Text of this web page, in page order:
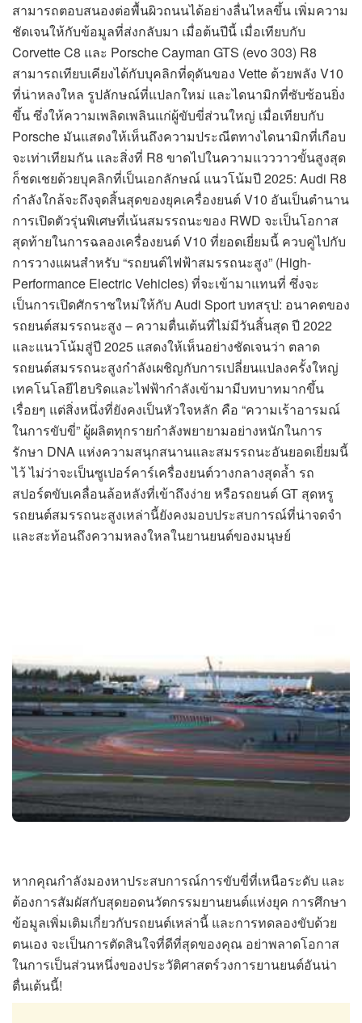
สามารถตอบสนองต่อพื้นผิวถนนได้อย่างลื่นไหลขึ้น เพิ่มความ
ชัดเจนให้กับข้อมูลที่ส่งกลับมา เมื่อต้นปีนี้ เมื่อเทียบกับ
Corvette C8 และ Porsche Cayman GTS (evo 303) R8
สามารถเทียบเคียงได้กับบุคลิกที่ดุดันของ Vette ด้วยพลัง V10
ที่น่าหลงใหล รูปลักษณ์ที่แปลกใหม่ และไดนามิกที่ซับซ้อนยิ่ง
ขึ้น ซึ่งให้ความเพลิดเพลินแก่ผู้ขับขี่ส่วนใหญ่ เมื่อเทียบกับ
Porsche มันแสดงให้เห็นถึงความประณีตทางไดนามิกที่เกือบ
จะเท่าเทียมกัน และสิ่งที่ R8 ขาดไปในความแวววาวขั้นสูงสุด
ก็ชดเชยด้วยบุคลิกที่เป็นเอกลักษณ์ แนวโน้มปี 2025: Audi R8
กำลังใกล้จะถึงจุดสิ้นสุดของยุคเครื่องยนต์ V10 อันเป็นตำนาน
การเปิดตัวรุ่นพิเศษที่เน้นสมรรถนะของ RWD จะเป็นโอกาส
สุดท้ายในการฉลองเครื่องยนต์ V10 ที่ยอดเยี่ยมนี้ ควบคู่ไปกับ
การวางแผนสำหรับ “รถยนต์ไฟฟ้าสมรรถนะสูง” (High-
Performance Electric Vehicles) ที่จะเข้ามาแทนที่ ซึ่งจะ
เป็นการเปิดศักราชใหม่ให้กับ Audi Sport บทสรุป: อนาคตของ
รถยนต์สมรรถนะสูง – ความตื่นเต้นที่ไม่มีวันสิ้นสุด ปี 2022
และแนวโน้มสู่ปี 2025 แสดงให้เห็นอย่างชัดเจนว่า ตลาด
รถยนต์สมรรถนะสูงกำลังเผชิญกับการเปลี่ยนแปลงครั้งใหญ่
เทคโนโลยีไฮบริดและไฟฟ้ากำลังเข้ามามีบทบาทมากขึ้น
เรื่อยๆ แต่สิ่งหนึ่งที่ยังคงเป็นหัวใจหลัก คือ “ความเร้าอารมณ์
ในการขับขี่” ผู้ผลิตทุกรายกำลังพยายามอย่างหนักในการ
รักษา DNA แห่งความสนุกสนานและสมรรถนะอันยอดเยี่ยมนี้
ไว้ ไม่ว่าจะเป็นซูเปอร์คาร์เครื่องยนต์วางกลางสุดล้ำ รถ
สปอร์ตขับเคลื่อนล้อหลังที่เข้าถึงง่าย หรือรถยนต์ GT สุดหรู
รถยนต์สมรรถนะสูงเหล่านี้ยังคงมอบประสบการณ์ที่น่าจดจำ
และสะท้อนถึงความหลงใหลในยานยนต์ของมนุษย์
หากคุณกำลังมองหาประสบการณ์การขับขี่ที่เหนือระดับ และ
ต้องการสัมผัสกับสุดยอดนวัตกรรมยานยนต์แห่งยุค การศึกษา
ข้อมูลเพิ่มเติมเกี่ยวกับรถยนต์เหล่านี้ และการทดลองขับด้วย
ตนเอง จะเป็นการตัดสินใจที่ดีที่สุดของคุณ อย่าพลาดโอกาส
ในการเป็นส่วนหนึ่งของประวัติศาสตร์วงการยานยนต์อันน่า
ตื่นเต้นนี้!